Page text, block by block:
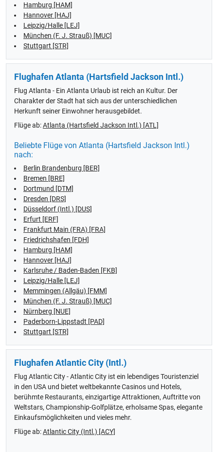
Hamburg [HAM]
Hannover [HAJ]
Leipzig/Halle [LEJ]
München (F. J. Strauß) [MUC]
Stuttgart [STR]
Flughafen Atlanta (Hartsfield Jackson Intl.)
Flug Atlanta - Ein Atlanta Urlaub ist reich an Kultur. Der
Charakter der Stadt hat sich aus der unterschiedlichen
Herkunft seiner Einwohner herausgebildet.
Flüge ab:Atlanta (Hartsfield Jackson Intl.) [ATL]
Beliebte Flüge von Atlanta (Hartsfield Jackson Intl.)
nach:
Berlin Brandenburg [BER]
Bremen [BRE]
Dortmund [DTM]
Dresden [DRS]
Düsseldorf (Intl.) [DUS]
Erfurt [ERF]
Frankfurt Main (FRA) [FRA]
Friedrichshafen [FDH]
Hamburg [HAM]
Hannover [HAJ]
Karlsruhe / Baden-Baden [FKB]
Leipzig/Halle [LEJ]
Memmingen (Allgäu) [FMM]
München (F. J. Strauß) [MUC]
Nürnberg [NUE]
Paderborn-Lippstadt [PAD]
Stuttgart [STR]
Flughafen Atlantic City (Intl.)
Flug Atlantic City - Atlantic City ist ein lebendiges Touristenziel
in den USA und bietet weltbekannte Casinos und Hotels,
berühmte Restaurants, einzigartige Attraktionen, Auftritte von
Weltstars, Championship-Golfplätze, erholsame Spas, elegante
Einkaufsmöglichkeiten und vieles mehr.
Flüge ab:Atlantic City (Intl.) [ACY]